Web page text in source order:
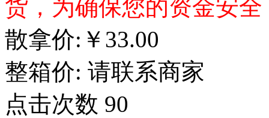
货，为确保您的资金安
散拿价: ￥ 33.00
整箱价: 请联系商家
点击次数 90